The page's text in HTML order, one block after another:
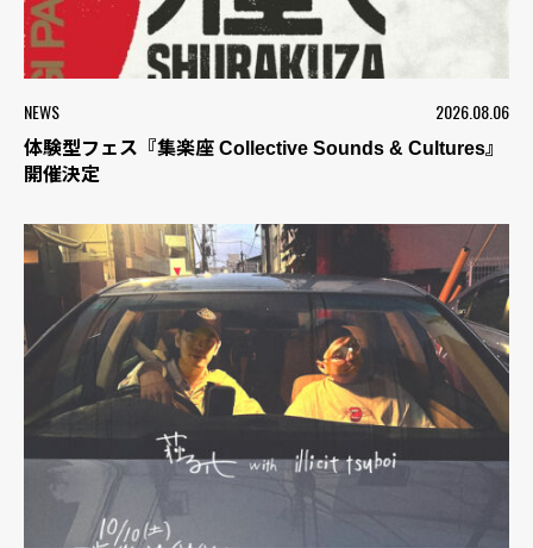
NEWS 2026.08.06
体験型フェス『集楽座 Collective Sounds & Cultures』
開催決定